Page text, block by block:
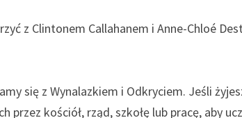
z Clintonem Callahanem i Anne-Chloé
się z Wynalazkiem i Odkryciem. Jeśli
przez kościół, rząd, szkołę lub pracę, aby